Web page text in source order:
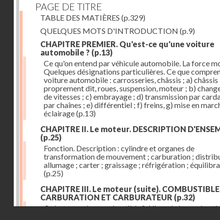
PAGE DE TITRE
TABLE DES MATIÈRES (p.329)
QUELQUES MOTS D'INTRODUCTION (p.9)
CHAPITRE PREMIER. Qu'est-ce qu'une voiture
automobile ? (p.13)
Ce qu'on entend par véhicule automobile. La force
Quelques désignations particulières. Ce que
voiture automobile : carrosseries, châssis ; a) châssis
proprement dit, roues, suspension, moteur ; b)
de vitesses ; c) embrayage ; d) transmission par
par chaînes ; e) différentiel ; f) freins, g) mise en
éclairage(p.13)
CHAPITRE II. Le moteur. DESCRIPTION
(p.25)
Fonction. Description : cylindre et organes de
transformation de mouvement ; carburation ;
allumage ; carter ; graissage ; réfrigération ;
(p.25)
CHAPITRE III. Le moteur (suite).
CARBURATION ET CARBURATEUR (p.32)
Qu'est-ce qu'un combustible ? Allure de la